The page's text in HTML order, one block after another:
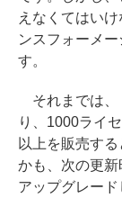
えなくてはい
ンスフォーメ
す。
それまでは、
り、1000ライ
以上を販売す
かも、次の更新
アップグレード